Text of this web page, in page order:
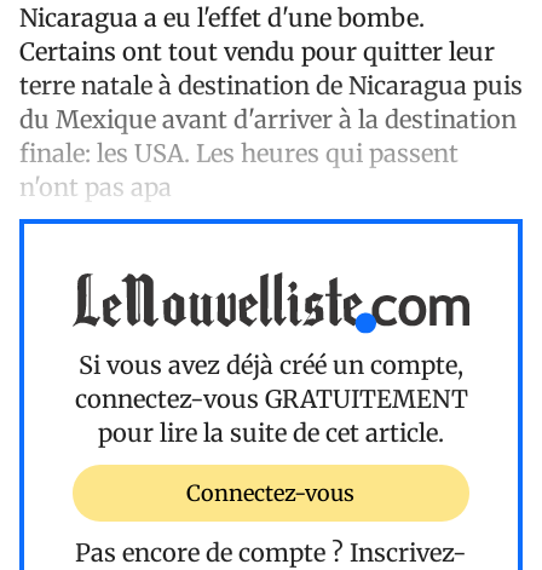
Nicaragua a eu l'effet d'une bombe.
Certains ont tout vendu pour quitter leur
terre natale à destination de Nicaragua puis
du Mexique avant d'arriver à la destination
finale: les USA. Les heures qui passent
n'ont pas apa
Si vous avez déjà créé un compte,
connectez-vous GRATUITEMENT
pour lire la suite de cet article.
Connectez-vous
Pas encore de compte ? Inscrivez-